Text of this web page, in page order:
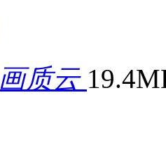
画质云